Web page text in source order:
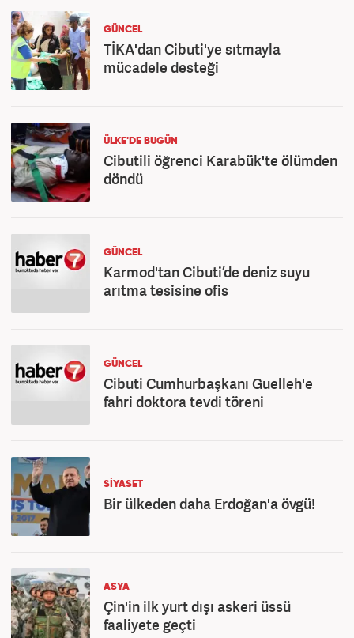
GÜNCEL
TİKA'dan Cibuti'ye sıtmayla
mücadele desteği
ÜLKE'DE BUGÜN
Cibutili öğrenci Karabük'te ölümden
döndü
GÜNCEL
Karmod'tan Cibuti’de deniz suyu
arıtma tesisine ofis
GÜNCEL
Cibuti Cumhurbaşkanı Guelleh'e
fahri doktora tevdi töreni
SİYASET
Bir ülkeden daha Erdoğan'a övgü!
ASYA
Çin'in ilk yurt dışı askeri üssü
faaliyete geçti